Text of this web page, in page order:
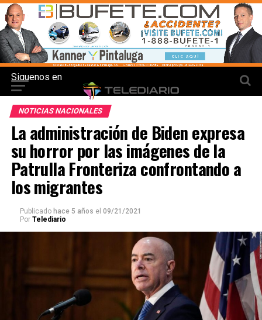
Siguenos en
NOTICIAS NACIONALES
La administración de Biden expresa
su horror por las imágenes de la
Patrulla Fronteriza confrontando a
los migrantes
Publicado hace 5 años el 09/21/2021
Por Telediario